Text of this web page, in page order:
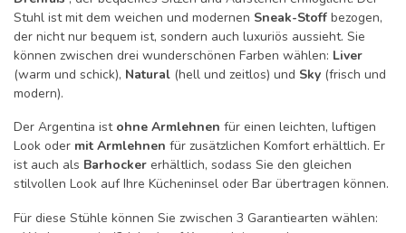
Stuhl ist mit dem weichen und modernen Sneak-Stoff bezogen,
der nicht nur bequem ist, sondern auch luxuriös aussieht. Sie
können zwischen drei wunderschönen Farben wählen: Liver
(warm und schick), Natural (hell und zeitlos) und Sky (frisch und
modern).
Der Argentina ist ohne Armlehnen für einen leichten, luftigen
Look oder mit Armlehnen für zusätzlichen Komfort erhältlich. Er
ist auch als Barhocker erhältlich, sodass Sie den gleichen
stilvollen Look auf Ihre Kücheninsel oder Bar übertragen können.
Für diese Stühle können Sie zwischen 3 Garantiearten wählen: